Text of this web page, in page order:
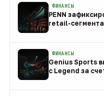
ФИНАНСЫ
PENN
retail-сегмента
ФИНАНСЫ
Genius Sports
с Legend за